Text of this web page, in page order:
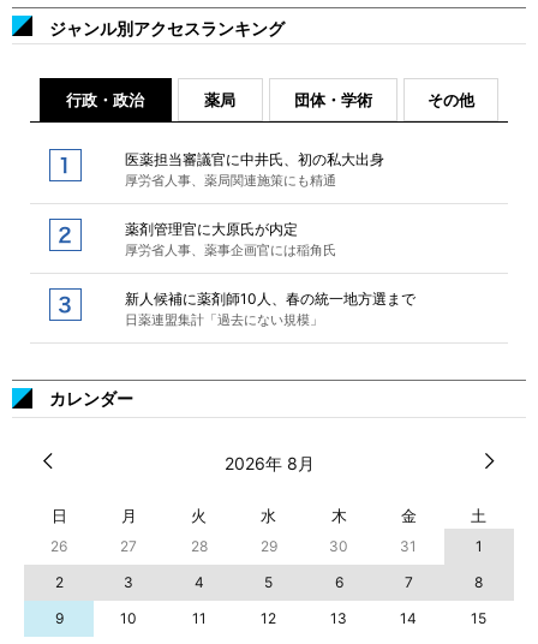
ジャンル別アクセスランキング
行政・政治 薬局 団体・学術 その他
医薬担当審議官に中井氏、初の私大出身
厚労省人事、薬局関連施策にも精通
薬剤管理官に大原氏が内定
厚労省人事、薬事企画官には稲角氏
新人候補に薬剤師10人、春の統一地方選まで
日薬連盟集計「過去にない規模」
カレンダー
2026年 8月
日 月 火 水 木 金 土
26 27 28 29 30 31
1
2
3 4 5 6 7
8
9
10 11 12 13 14
15